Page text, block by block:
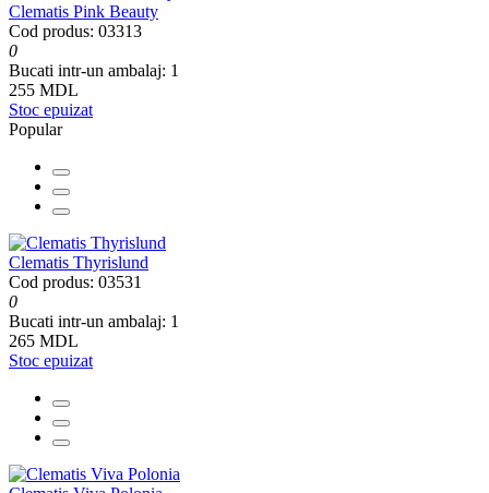
Clematis Pink Beauty
Cod produs: 03313
0
Bucati intr-un ambalaj: 1
255 MDL
Stoc epuizat
Popular
Clematis Thyrislund
Cod produs: 03531
0
Bucati intr-un ambalaj: 1
265 MDL
Stoc epuizat